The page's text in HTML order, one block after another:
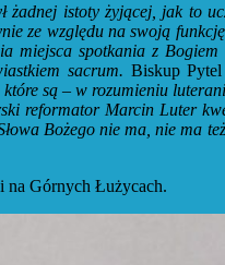
żadnej istoty żyjącej, jak to
ze względu na swoją
miejsca spotkania z
sacrum. Biskup
są – w rozumieniu
reformator Marcin Luter
Bożego nie ma, nie ma
na Górnych Łużycach.